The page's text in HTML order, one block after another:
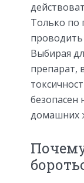
Только по
Выбирая
препарат,
безопасен
домашних